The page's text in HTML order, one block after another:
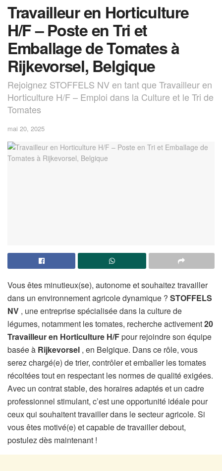
Travailleur en Horticulture
H/F – Poste en Tri et
Emballage de Tomates à
Rijkevorsel, Belgique
Rejoignez STOFFELS NV en tant que Travailleur en
Horticulture H/F – Emploi dans la Culture et le Tri de
Tomates
mai 20, 2025
Vous êtes minutieux(se), autonome et souhaitez travailler
dans un environnement agricole dynamique ? STOFFELS
NV , une entreprise spécialisée dans la culture de
légumes, notamment les tomates, recherche activement20
Travailleur en Horticulture H/Fpour rejoindre son équipe
basée à Rijkevorsel , en Belgique. Dans ce rôle, vous
serez chargé(e) de trier, contrôler et emballer les tomates
récoltées tout en respectant les normes de qualité exigées.
Avec un contrat stable, des horaires adaptés et un cadre
professionnel stimulant, c’est une opportunité idéale pour
ceux qui souhaitent travailler dans le secteur agricole. Si
vous êtes motivé(e) et capable de travailler debout,
postulez dès maintenant !